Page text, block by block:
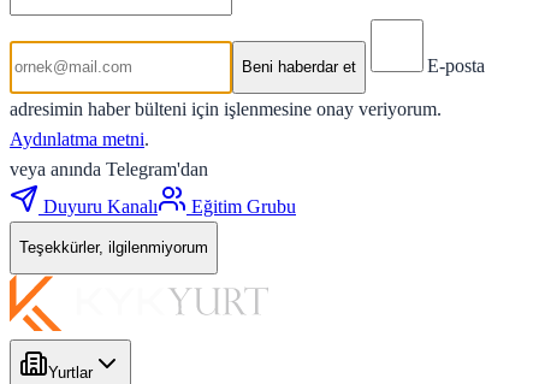
Beni haberdar et E-posta
adresimin haber bülteni için işlenmesine onay veriyorum.
Aydınlatma metni.
veya anında Telegram'dan
Duyuru Kanalı
Eğitim Grubu
Teşekkürler, ilgilenmiyorum
Yurtlar